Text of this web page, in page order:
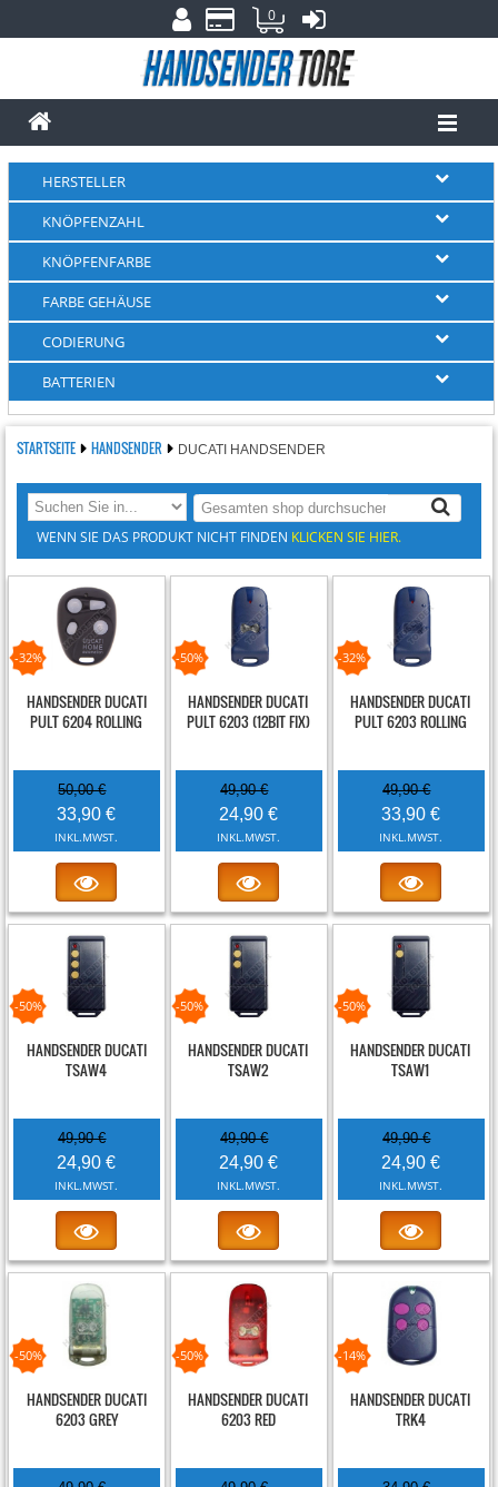
0
HERSTELLER
KNÖPFENZAHL
KNÖPFENFARBE
FARBE GEHÄUSE
CODIERUNG
BATTERIEN
STARTSEITE HANDSENDER DUCATI HANDSENDER
WENN SIE DAS PRODUKT NICHT FINDEN KLICKEN SIE HIER.
-32%
HANDSENDER DUCATI
PULT 6204 ROLLING
50,00 €
33,90 €
INKL.MWST.
-50%
HANDSENDER DUCATI
PULT 6203 (12BIT FIX)
49,90 €
24,90 €
INKL.MWST.
-32%
HANDSENDER DUCATI
PULT 6203 ROLLING
49,90 €
33,90 €
INKL.MWST.
-50%
HANDSENDER DUCATI
TSAW4
49,90 €
24,90 €
INKL.MWST.
-50%
HANDSENDER DUCATI
TSAW2
49,90 €
24,90 €
INKL.MWST.
-50%
HANDSENDER DUCATI
TSAW1
49,90 €
24,90 €
INKL.MWST.
-50%
HANDSENDER DUCATI
6203 GREY
-50%
HANDSENDER DUCATI
6203 RED
-14%
HANDSENDER DUCATI
TRK4